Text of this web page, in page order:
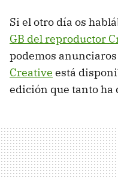
Si el otro día os
GB del reproductor
podemos anunciaros
Creative está
edición que tanto ha